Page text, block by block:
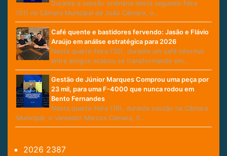
Durante a sessão ordinária desta segunda-feira
(01) na Câmara Municipal de João Câmara, o…
Café quente e bastidores fervendo: Jasão e Flávio
Araújo em análise estratégica para 2026
Nesta quarta-feira (30), durante um café informal
entre amigos acabou se transformando em…
Gestão de Júnior Marques Comprou uma peça por
23 mil, para uma F-4000 que nunca rodou em
Bento Fernandes
Nesta quarta-feira (18), durante sessão na Câmara
Municipal, o vereador Marcos Câmara, lí…
2026 2387